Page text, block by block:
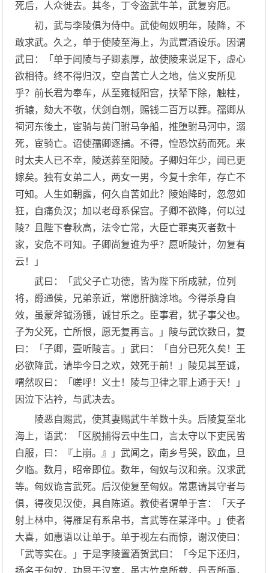
死后，人众徙去。其冬，丁令盗武牛羊，武复穷厄。
初，武与李陵俱为侍中。武使匈奴明年，陵降，不
敢求武。久之，单于使陵至海上，为武置酒设乐。因谓
武曰：「单于闻陵与子卿素厚，故使陵来说足下，虚心
欲相待。终不得归汉，空自苦亡人之地，信义安所见
乎？前长君为奉车，从至雍棫阳宫，扶辇下除，触柱，
折辕，劾大不敬，伏剑自刎，赐钱二百万以葬。孺卿从
祠河东後土，宦骑与黄门驸马争船，推堕驸马河中，溺
死，宦骑亡。诏使孺卿逐捕。不得，惶恐饮药而死。来
时太夫人已不幸，陵送葬至阳陵。子卿妇年少，闻已更
嫁矣。独有女弟二人，两女一男，今复十余年，存亡不
可知。人生如朝露，何久自苦如此？陵始降时，忽忽如
狂，自痛负汉；加以老母系保宫。子卿不欲降，何以过
陵？且陛下春秋高，法令亡常，大臣亡罪夷灭者数十
家，安危不可知。子卿尚复谁为乎？愿听陵计，勿复有
云！」
武曰：「武父子亡功德，皆为陛下所成就，位列
将，爵通侯，兄弟亲近，常愿肝脑涂地。今得杀身自
效，虽蒙斧钺汤镬，诚甘乐之。臣事君，犹子事父也。
子为父死，亡所恨，愿无复再言。」陵与武饮数日，复
曰：「子卿，壹听陵言。」武曰：「自分已死久矣！王
必欲降武，请毕今日之欢，效死于前！」陵见其至诚，
喟然叹曰：「嗟呼！义士！陵与卫律之罪上通于天！」
因泣下沾衿，与武决去。
陵恶自赐武，使其妻赐武牛羊数十头。后陵复至北
海上，语武：「区脱捕得云中生口，言太守以下吏民皆
白服，曰：『上崩。』」武闻之，南乡号哭，欧血，旦
夕临。数月，昭帝即位。数年，匈奴与汉和亲。汉求武
等。匈奴诡言武死。后汉使复至匈奴。常惠请其守者与
俱，得夜见汉使，具自陈道。教使者谓单于言：「天子
射上林中，得雁足有系帛书，言武等在某泽中。」使者
大喜，如惠语以让单于。单于视左右而惊，谢汉使曰：
「武等实在。」于是李陵置酒贺武曰：「今足下还归，
扬名于匈奴，功显于汉室，虽古竹帛所载，丹青所画，